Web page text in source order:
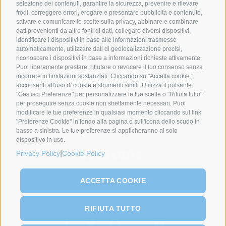
selezione dei contenuti, garantire la sicurezza, prevenire e rilevare
frodi, correggere errori, erogare e presentare pubblicità e contenuto,
salvare e comunicare le scelte sulla privacy, abbinare e combinare
dati provenienti da altre fonti di dati, collegare diversi dispositivi,
identificare i dispositivi in base alle informazioni trasmesse
automaticamente, utilizzare dati di geolocalizzazione precisi,
riconoscere i dispositivi in base a informazioni richieste attivamente.
Puoi liberamente prestare, rifiutare o revocare il tuo consenso senza
incorrere in limitazioni sostanziali. Cliccando su "Accetta cookie,"
acconsenti all'uso di cookie e strumenti simili. Utilizza il pulsante
"Gestisci Preferenze" per personalizzare le tue scelte o "Rifiuta tutto"
per proseguire senza cookie non strettamente necessari. Puoi
modificare le tue preferenze in qualsiasi momento cliccando sul link
"Preferenze Cookie" in fondo alla pagina o sull'icona dello scudo in
basso a sinistra. Le tue preferenze si applicheranno al solo
dispositivo in uso.
Privacy Policy Cookie Policy
ACCETTA COOKIE
RIFIUTA TUTTO
SYNCRO GROUP PARTNERS: